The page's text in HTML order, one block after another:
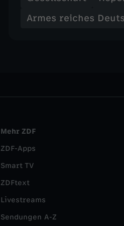
Armes reiches
Mehr ZDF
ZDF-Apps
Smart TV
ZDFtext
Livestreams
Sendungen A-Z